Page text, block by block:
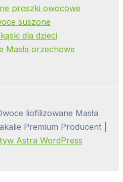
proszki owocowe
suszone
dla dzieci
Masła orzechowe
liofilizowane Masła
Premium Producent |
Astra WordPress